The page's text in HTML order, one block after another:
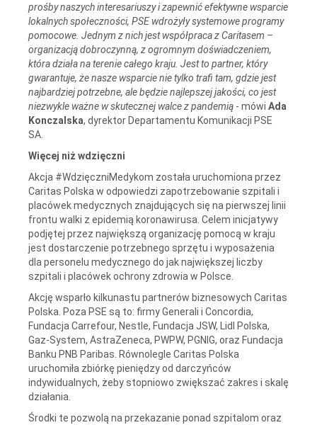
prośby naszych interesariuszy i zapewnić efektywne wsparcie
lokalnych społeczności, PSE wdrożyły systemowe programy
pomocowe. Jednym z nich jest współpraca z Caritasem –
organizacją dobroczynną, z ogromnym doświadczeniem,
która działa na terenie całego kraju. Jest to partner, który
gwarantuje, że nasze wsparcie nie tylko trafi tam, gdzie jest
najbardziej potrzebne, ale będzie najlepszej jakości, co jest
niezwykle ważne w skutecznej walce z pandemią - mówi Ada
Konczalska, dyrektor Departamentu Komunikacji PSE
SA.
Więcej niż wdzięczni
Akcja #WdzięczniMedykom została uruchomiona przez
Caritas Polska w odpowiedzi zapotrzebowanie szpitali i
placówek medycznych znajdujących się na pierwszej linii
frontu walki z epidemią koronawirusa. Celem inicjatywy
podjętej przez największą organizację pomocą w kraju
jest dostarczenie potrzebnego sprzętu i wyposażenia
dla personelu medycznego do jak największej liczby
szpitali i placówek ochrony zdrowia w Polsce.
Akcję wsparło kilkunastu partnerów biznesowych Caritas
Polska. Poza PSE są to: firmy Generali i Concordia,
Fundacja Carrefour, Nestle, Fundacja JSW, Lidl Polska,
Gaz-System, AstraZeneca, PWPW, PGNIG, oraz Fundacja
Banku PNB Paribas. Równolegle Caritas Polska
uruchomiła zbiórkę pieniędzy od darczyńców
indywidualnych, żeby stopniowo zwiększać zakres i skalę
działania.
Środki te pozwolą na przekazanie ponad szpitalom oraz